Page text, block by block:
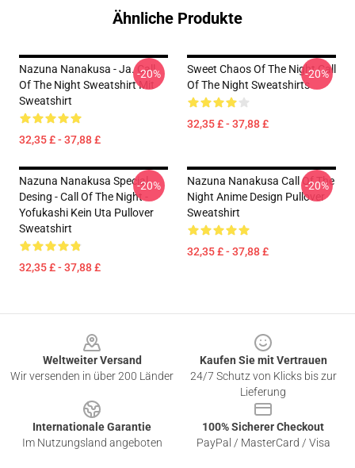
Ähnliche Produkte
Nazuna Nanakusa - Ja. Call
Of The Night Sweatshirt Mit
Sweatshirt
32,35 £ - 37,88 £
-20%
Sweet Chaos Of The Night Call
Of The Night Sweatshirts
32,35 £ - 37,88 £
-20%
Nazuna Nanakusa Special
Desing - Call Of The Night -
Yofukashi Kein Uta Pullover
Sweatshirt
32,35 £ - 37,88 £
-20%
Nazuna Nanakusa Call Of The
Night Anime Design Pullover
Sweatshirt
32,35 £ - 37,88 £
-20%
Weltweiter Versand
Wir versenden in über 200 Länder
Kaufen Sie mit Vertrauen
24/7 Schutz von Klicks bis zur
Lieferung
Internationale Garantie
Im Nutzungsland angeboten
100% Sicherer Checkout
PayPal / MasterCard / Visa